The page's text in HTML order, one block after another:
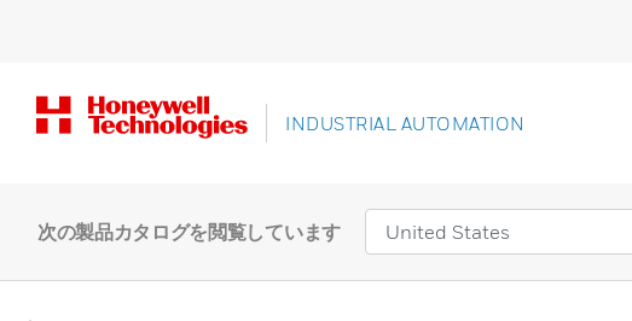
INDUSTRIAL AUTOMATION
次の製品カタログを閲覧しています